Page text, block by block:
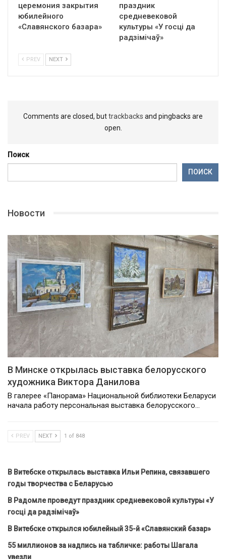
церемония закрытия
юбилейного
«Славянского базара»
праздник
средневековой
культуры «У госці да
радзімічаў»
PREV NEXT
Comments are closed, buttrackbacks and pingbacks are
open.
Поиск
ПОИСК
Новости
В Минске открылась выставка белорусского
художника Виктора Данилова
В галерее «Панорама» Национальной библиотеки Беларуси
начала работу персональная выставка белорусского…
PREV NEXT 1 of 848
В Витебске открылась выставка Ильи Репина, связавшего
годы творчества с Беларусью
В Радомле проведут праздник средневековой культуры «У
госці да радзімічаў»
В Витебске открылся юбилейный 35-й «Славянский базар»
55 миллионов за надпись на табличке: работы Шагала
увезли